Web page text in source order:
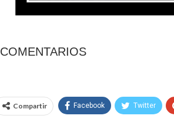
COMENTARIOS
Compartir Facebook Twitter